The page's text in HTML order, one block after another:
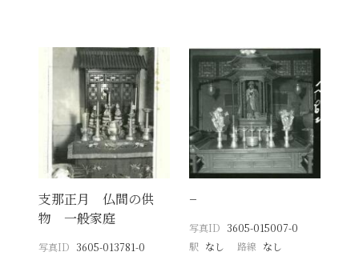
支那正月 仏間の供
物 一般家庭
写真ID 3605-013781-0
−
写真ID 3605-015007-0
駅 なし 路線 なし